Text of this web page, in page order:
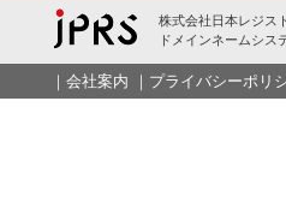
株式会社日本レジス
ドメインネームシ
｜ 会社案内 ｜ プライバシーポリ